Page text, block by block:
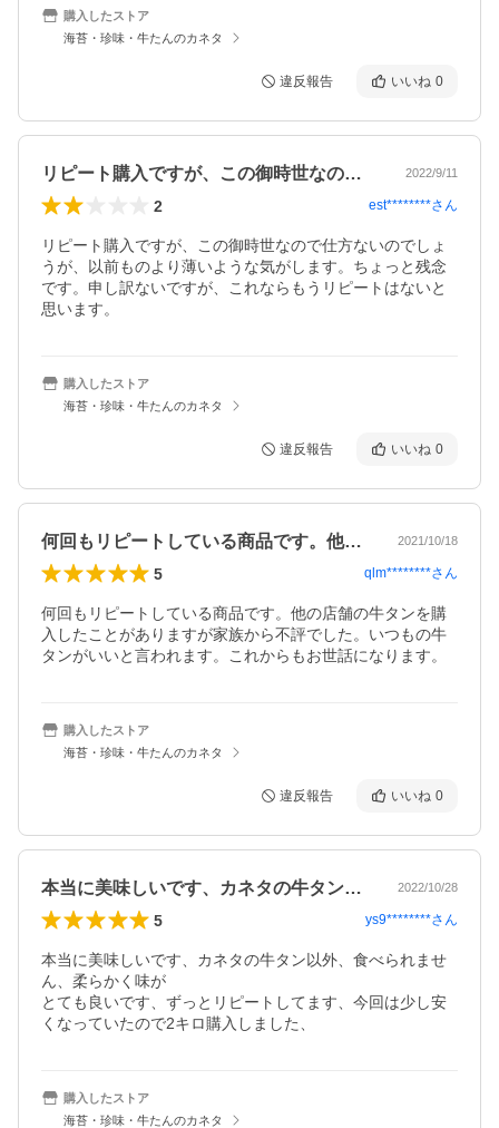
購入したストア
海苔・珍味・牛たんのカネタ
違反報告 いいね 0
リピート購入ですが、この御時世なので仕… 2022/9/11
2 est********さん
リピート購入ですが、この御時世なので仕方ないのでしょ
うが、以前ものより薄いような気がします。ちょっと残念
です。申し訳ないですが、これならもうリピートはないと
思います。
購入したストア
海苔・珍味・牛たんのカネタ
違反報告 いいね 0
何回もリピートしている商品です。他の店… 2021/10/18
5 qlm********さん
何回もリピートしている商品です。他の店舗の牛タンを購
入したことがありますが家族から不評でした。いつもの牛
タンがいいと言われます。これからもお世話になります。
購入したストア
海苔・珍味・牛たんのカネタ
違反報告 いいね 0
本当に美味しいです、カネタの牛タン以外… 2022/10/28
5 ys9********さん
本当に美味しいです、カネタの牛タン以外、食べられませ
ん、柔らかく味が
とても良いです、ずっとリピートしてます、今回は少し安
くなっていたので2キロ購入しました、
購入したストア
海苔・珍味・牛たんのカネタ